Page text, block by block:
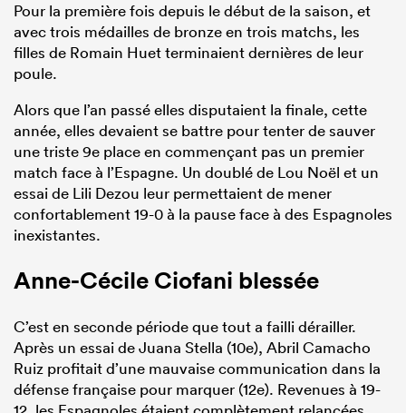
Pour la première fois depuis le début de la saison, et
avec trois médailles de bronze en trois matchs, les
filles de Romain Huet terminaient dernières de leur
poule.
Alors que l’an passé elles disputaient la finale, cette
année, elles devaient se battre pour tenter de sauver
une triste 9e place en commençant pas un premier
match face à l’Espagne. Un doublé de Lou Noël et un
essai de Lili Dezou leur permettaient de mener
confortablement 19-0 à la pause face à des Espagnoles
inexistantes.
Anne-Cécile Ciofani blessée
C’est en seconde période que tout a failli dérailler.
Après un essai de Juana Stella (10e), Abril Camacho
Ruiz profitait d’une mauvaise communication dans la
défense française pour marquer (12e). Revenues à 19-